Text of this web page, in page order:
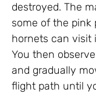
destroyed. The
some of the pink
hornets can visit
You then
and gradually
flight path until